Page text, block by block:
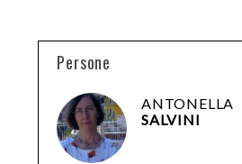
Persone
ANTONELLA
SALVINI